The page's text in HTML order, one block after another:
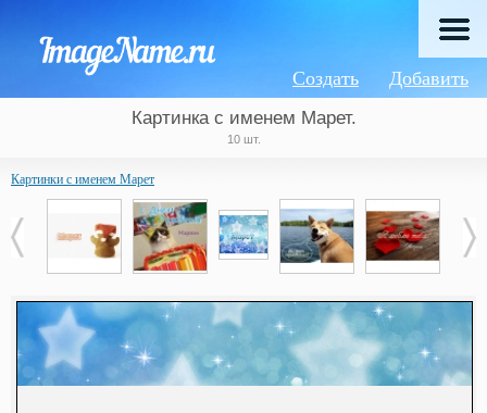
Добавить
Создать
Картинка с именем Марет.
10 шт.
Картинки с именем Марет